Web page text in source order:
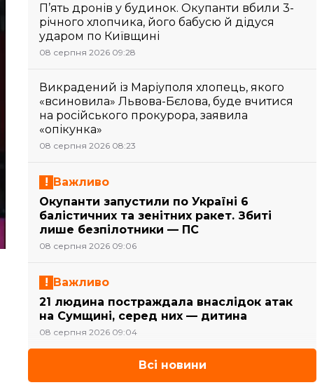
П’ять дронів у будинок. Окупанти вбили 3-
річного хлопчика, його бабусю й дідуся
ударом по Київщині
08 серпня 2026 09:28
Викрадений із Маріуполя хлопець, якого
«всиновила» Львова-Бєлова, буде вчитися
на російського прокурора, заявила
«опікунка»
08 серпня 2026 08:23
Важливо
Окупанти запустили по Україні 6
балістичних та зенітних ракет. Збиті
лише безпілотники — ПС
08 серпня 2026 09:06
Важливо
21 людина постраждала внаслідок атак
на Сумщині, серед них — дитина
08 серпня 2026 09:04
Всі новини